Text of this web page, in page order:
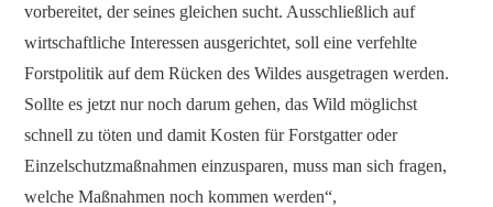
vorbereitet, der seines gleichen sucht. Ausschließlich auf
wirtschaftliche Interessen ausgerichtet, soll eine verfehlte
Forstpolitik auf dem Rücken des Wildes ausgetragen werden.
Sollte es jetzt nur noch darum gehen, das Wild möglichst
schnell zu töten und damit Kosten für Forstgatter oder
Einzelschutzmaßnahmen einzusparen, muss man sich fragen,
welche Maßnahmen noch kommen werden“,